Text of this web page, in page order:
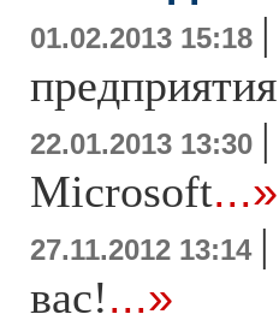
01.02.2013 15:18 |
предприятия
22.01.2013 13:30 |
Microsoft...»
27.11.2012 13:14 |
вас!...»